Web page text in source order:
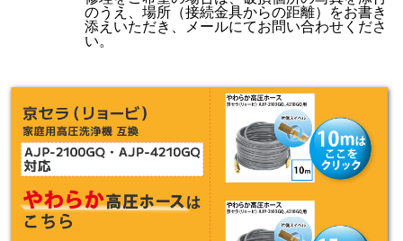
のうえ、場所（接続金具からの距離）をお書き
添えいただき、メールにてお問い合わせくださ
い。